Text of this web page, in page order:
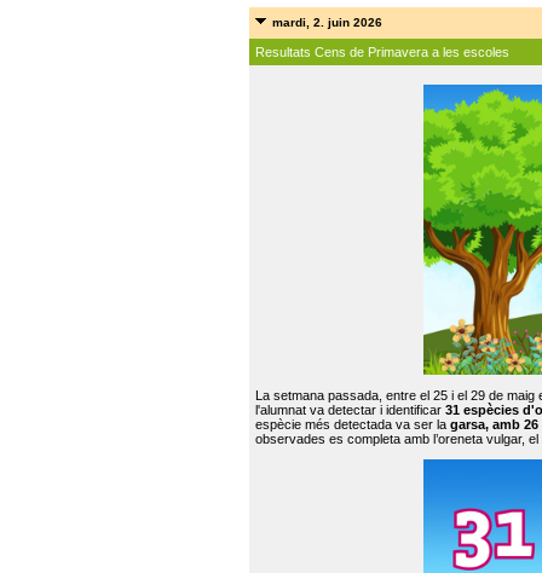
mardi, 2. juin 2026
Resultats Cens de Primavera a les escoles
La setmana passada, entre el 25 i el 29 de
l'alumnat va detectar i identificar 31 espècies
espècie més detectada va ser la garsa, amb
observades es completa amb l’oreneta vulgar,